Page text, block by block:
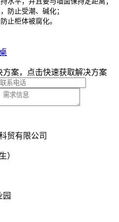
止受潮、碱化；
柜体被腐化。
案，点击快速获取解决方案
贸有限公司
）
园